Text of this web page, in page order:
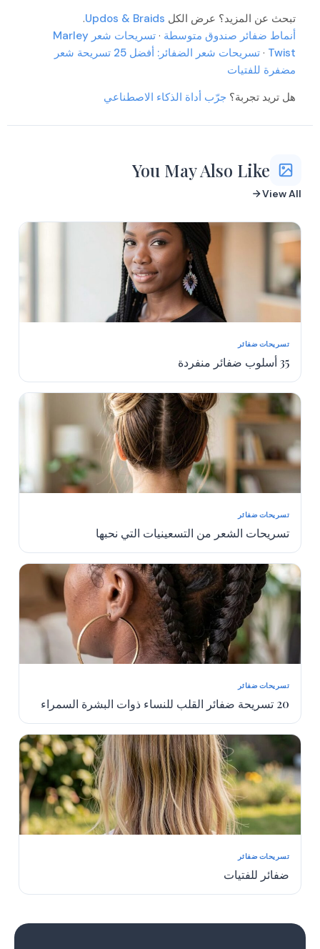
More
More
More
More
More
More
تبحث عن المزيد؟ عرض الكل Updos & Braids
.
أنماط ضفائر صندوق متوسطة ·
تسريحات شعر Marley
Twist
·
تسريحات شعر الضفائر: أفضل 25 تسريحة شعر
مضفرة للفتيات
هل تريد تجربة؟ جرّب أداة الذكاء الاصطناعي
You May Also Like
View All
تسريحات ضفائر
35 أسلوب ضفائر منفردة
تسريحات ضفائر
تسريحات الشعر من التسعينيات التي نحبها
تسريحات ضفائر
20 تسريحة ضفائر القلب للنساء ذوات البشرة السمراء
تسريحات ضفائر
ضفائر للفتيات